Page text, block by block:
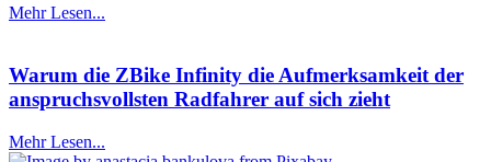
Mehr Lesen...
Warum die ZBike Infinity die Aufmerksamkeit der
anspruchsvollsten Radfahrer auf sich zieht
Mehr Lesen...